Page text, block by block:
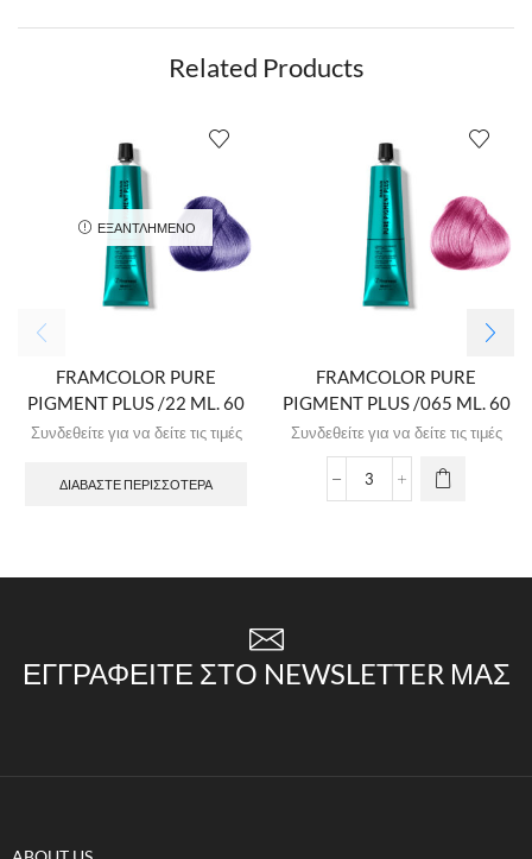
Related Products
ΕΞΑΝΤΛΗΜΈΝΟ
FRAMCOLOR PURE
PIGMENT PLUS /22 ML. 60
Συνδεθείτε για να δείτε τις τιμές
ΔΙΑΒΆΣΤΕ ΠΕΡΙΣΣΌΤΕΡΑ
FRAMCOLOR PURE
PIGMENT PLUS /065 ML. 60
Συνδεθείτε για να δείτε τις τιμές
ΕΓΓΡΑΦΕΊΤΕ ΣΤΟ NEWSLETTER ΜΑΣ